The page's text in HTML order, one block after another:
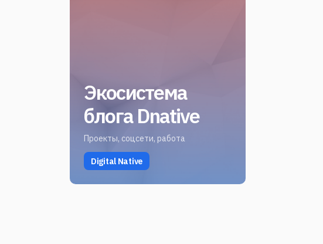
Экосистема
блога Dnative
Проекты, соцсети, работа
Digital Native